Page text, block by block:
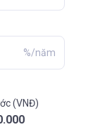
%/năm
(VNĐ)